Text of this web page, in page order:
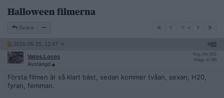
Halloween filmerna
Svara
2016-05-15, 12:47 #85
Vatos.Locos
Avstängd
Reg: Okt 2011
Inlägg: 10 286
Första filmen är så klart bäst, sedan kommer tvåan, sexan, H20,
fyran, femman.